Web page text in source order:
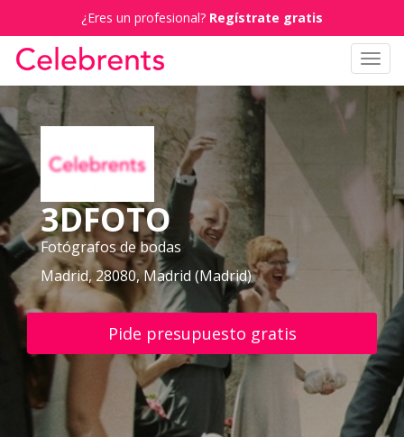
¿Eres un profesional? Regístrate gratis
3DFOTO
Fotógrafos de bodas
Madrid, 28080, Madrid (Madrid)
Pide presupuesto gratis